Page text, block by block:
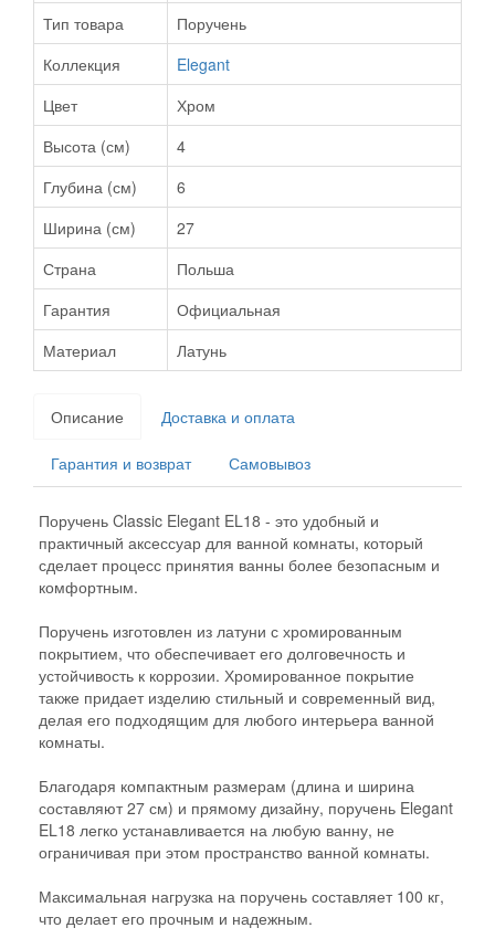
Тип товара
Поручень
Коллекция
Elegant
Цвет
Хром
Высота (см)
4
Глубина (см)
6
Ширина (см)
27
Страна
Польша
Гарантия
Официальная
Материал
Латунь
Описание Доставка и оплата
Гарантия и возврат Самовывоз
Поручень Classic Elegant EL18 - это удобный и
практичный аксессуар для ванной комнаты, который
сделает процесс принятия ванны более безопасным и
комфортным.
Поручень изготовлен из латуни с хромированным
покрытием, что обеспечивает его долговечность и
устойчивость к коррозии. Хромированное покрытие
также придает изделию стильный и современный вид,
делая его подходящим для любого интерьера ванной
комнаты.
Благодаря компактным размерам (длина и ширина
составляют 27 см) и прямому дизайну, поручень Elegant
EL18 легко устанавливается на любую ванну, не
ограничивая при этом пространство ванной комнаты.
Максимальная нагрузка на поручень составляет 100 кг,
что делает его прочным и надежным.